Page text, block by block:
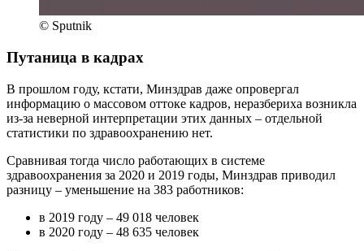
© Sputnik
Путаница в кадрах
В прошлом году, кстати, Минздрав даже опровергал
информацию о массовом оттоке кадров, неразбериха возникла
из-за неверной интерпретации этих данных – отдельной
статистики по здравоохранению нет.
Сравнивая тогда число работающих в системе
здравоохранения за 2020 и 2019 годы, Минздрав приводил
разницу – уменьшение на 383 работников:
в 2019 году – 49 018 человек
в 2020 году – 48 635 человек